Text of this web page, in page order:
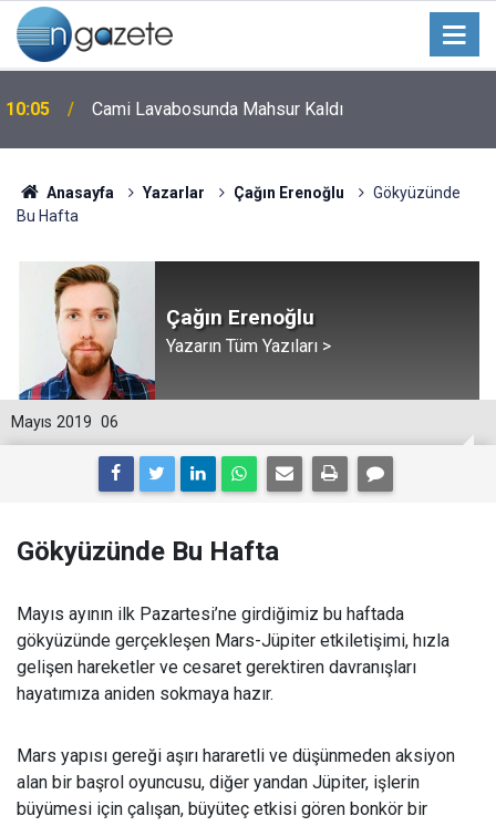
10:05 Cami Lavabosunda Mahsur Kaldı
Anasayfa Yazarlar Çağın Erenoğlu
Gökyüzünde
Bu Hafta
Çağın Erenoğlu
Yazarın Tüm Yazıları >
06
Mayıs 2019
Gökyüzünde Bu Hafta
Mayıs ayının ilk Pazartesi’ne girdiğimiz bu haftada
gökyüzünde gerçekleşen Mars-Jüpiter etkiletişimi, hızla
gelişen hareketler ve cesaret gerektiren davranışları
hayatımıza aniden sokmaya hazır.
Mars yapısı gereği aşırı hararetli ve düşünmeden aksiyon
alan bir başrol oyuncusu, diğer yandan Jüpiter, işlerin
büyümesi için çalışan, büyüteç etkisi gören bonkör bir